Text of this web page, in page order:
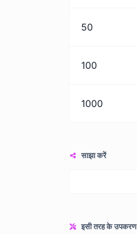
50
100
1000
साझा करें
इसी तरह के उपकरण